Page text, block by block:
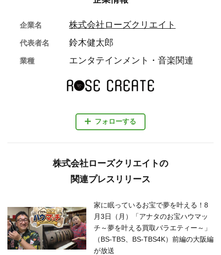
フォローする
企業名 株式会社ローズクリエイト
代表者名 鈴木健太郎
業種 エンタテインメント・音楽関連
株式会社ローズクリエイトの
関連プレスリリース
家に眠っているお宝で夢を叶える！8
月3日（月）「アナタのお宝ハウマッ
チ～夢を叶える買取バラエティー～」
（BS-TBS、BS-TBS4K）前編の大阪編
が放送